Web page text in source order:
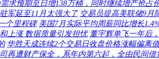
求预期至日增138万桶，同时继续增产抢占
军延至11月太强大了 交易员提高美联储9月
个里程碑 美国7月实际平均周薪同比增长
上涨 数据质量引发担忧 董宇辉单飞一年后
华胜天成连续2个交易日收盘价格涨幅偏离
再遭财产保全，系年内第六起，全由民间借